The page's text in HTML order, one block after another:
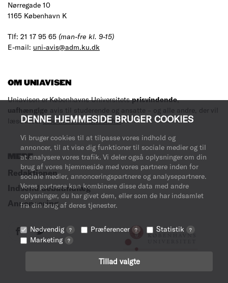
DENNE HJEMMESIDE BRUGER COOKIES
Vi bruger cookies til at tilpasse vores indhold og
annoncer, til at vise dig funktioner til sociale medier og til
at analysere vores trafik. Vi deler også oplysninger om din
brug af vores hjemmeside med vores partnere inden for
sociale medier, annonceringspartnere og analysepartnere.
Vores partnere kan kombinere disse data med andre
oplysninger, du har givet dem, eller som de har indsamlet
fra din brug af deres tjenester.
Nødvendig ? Præferencer ? Statistik ?
Marketing ?
Tillad valgte
Nørregade 10
1165 København K
Tlf: 21 17 95 65 (man-fre kl. 9-15)
E-mail: uni-avis@adm.ku.dk
OM UNIAVISEN
Uniavisen er Københavns Universitetsprisvindende,
uafhængige avis til studerende og ansatte – og alle andre, der vil
læse med.Læs mere om avisen her.
MERE
Redaktionen
Indsend debatindlæg
Annoncering